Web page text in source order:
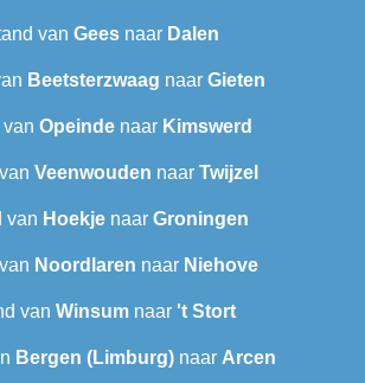
van Geesnaar Dalen
Beetsterzwaag naar Gieten
Opeinde naar Kimswerd
Veenwouden naar Twijzel
van Hoekje naar Groningen
Noordlaren naar Niehove
van Winsum naar 't Stort
Bergen (Limburg) naar Arcen